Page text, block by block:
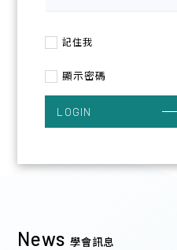
News學會訊息
記住我
顯示密碼
LOGIN